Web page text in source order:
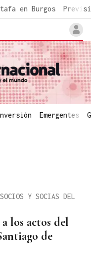
en Burgos
Emergentes
los actos del
de
Y SOCIAS DEL